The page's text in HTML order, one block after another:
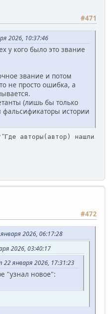
#471
2026, 10:37:46
у кого было это звание
звание и потом
не просто ошибка, а
(лишь бы только
фальсификаторы истории
"Где авторы(автор) нашли
#472
2026, 06:17:28
2026, 03:40:17
января 2026, 17:31:23
"узнал новое":